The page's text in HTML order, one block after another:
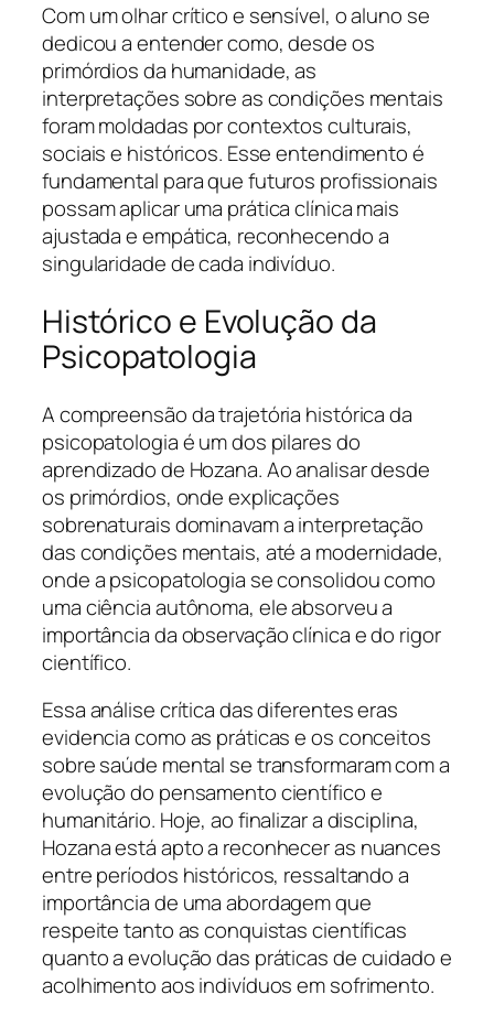
Com um olhar crítico e sensível, o aluno se
dedicou a entender como, desde os
primórdios da humanidade, as
interpretações sobre as condições mentais
foram moldadas por contextos culturais,
sociais e históricos. Esse entendimento é
fundamental para que futuros profissionais
possam aplicar uma prática clínica mais
ajustada e empática, reconhecendo a
singularidade de cada indivíduo.
Histórico e Evolução da
Psicopatologia
A compreensão da trajetória histórica da
psicopatologia é um dos pilares do
aprendizado de Hozana. Ao analisar desde
os primórdios, onde explicações
sobrenaturais dominavam a interpretação
das condições mentais, até a modernidade,
onde a psicopatologia se consolidou como
uma ciência autônoma, ele absorveu a
importância da observação clínica e do rigor
científico.
Essa análise crítica das diferentes eras
evidencia como as práticas e os conceitos
sobre saúde mental se transformaram com a
evolução do pensamento científico e
humanitário. Hoje, ao finalizar a disciplina,
Hozana está apto a reconhecer as nuances
entre períodos históricos, ressaltando a
importância de uma abordagem que
respeite tanto as conquistas científicas
quanto a evolução das práticas de cuidado e
acolhimento aos indivíduos em sofrimento.